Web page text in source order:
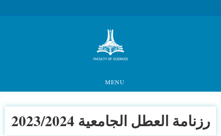
MENU
رزنامة العطل الجامعية 2023/2024